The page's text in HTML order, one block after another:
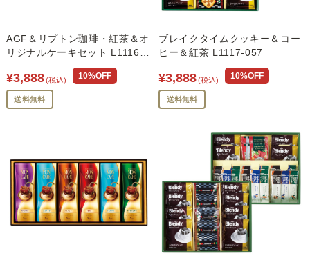
AGF＆リプトン珈琲・紅茶＆オ
リジナルケーキセット L1116-
¥3,888(税込) 10%OFF
送料無料
ブレイクタイムクッキー＆コー
ヒー＆紅茶 L1117-057
¥3,888(税込) 10%OFF
送料無料